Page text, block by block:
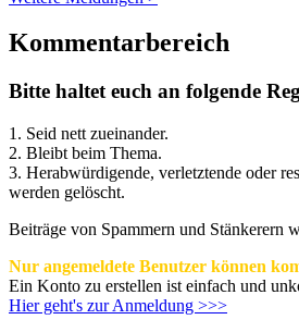
Kommentarbereich
Bitte haltet euch an folgende
1. Seid nett zueinander.
2. Bleibt beim Thema.
3. Herabwürdigende, verletztende oder
werden gelöscht.
Beiträge von Spammern und Stänkerern
Nur angemeldete Benutzer können
Ein Konto zu erstellen ist einfach und
Hier geht's zur Anmeldung >>>